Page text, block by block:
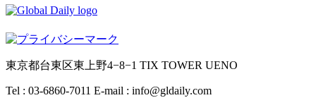
東京都台東区東上野4−8−1 TIX TOWER UENO
Tel : 03-6860-7011 E-mail : info@gldaily.com